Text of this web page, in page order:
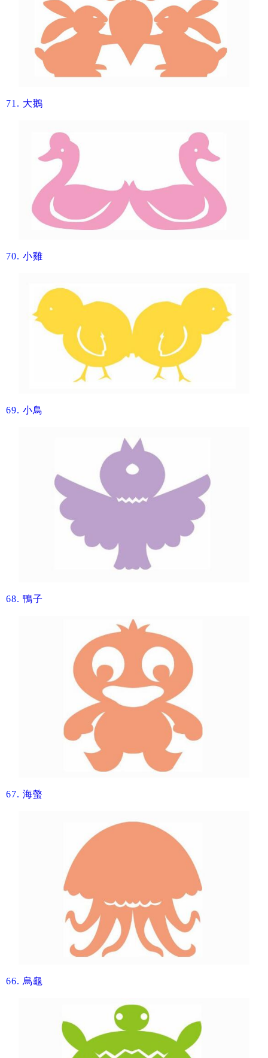
71. ​大鵝
70. ​小雞
69. ​小鳥
68. ​鴨子
67. ​海螫
66. ​烏龜